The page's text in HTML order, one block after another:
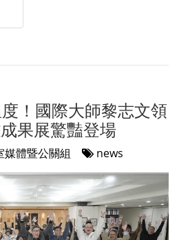
！國際大師黎志文領
果展驚豔登場
體暨公關組 news